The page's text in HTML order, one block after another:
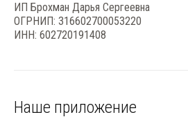
Наше приложение
ИП Брохман Дарья Сергеевна
ОГРНИП: 316602700053220
ИНН: 602720191408